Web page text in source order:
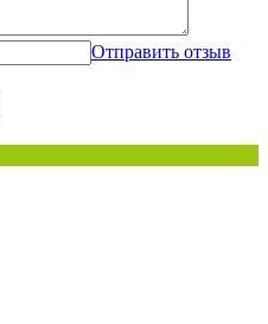
Отправить отзыв